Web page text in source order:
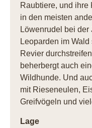
Raubtiere, und ihre
in den meisten
Löwenrudel bei
Leoparden im
Revier
beherbergt auch
Wildhunde. Und
mit Rieseneulen,
Greifvögeln und
Lage